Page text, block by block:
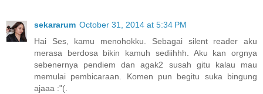
sekararum October 31, 2014 at 5:34 PM
Hai Ses, kamu menohokku. Sebagai silent reader aku
merasa berdosa bikin kamuh sediihhh. Aku kan orgnya
sebenernya pendiem dan agak2 susah gitu kalau mau
memulai pembicaraan. Komen pun begitu suka bingung
ajaaa :"(.